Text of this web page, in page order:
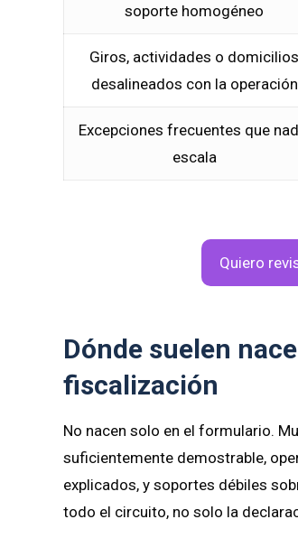
soporte homogéneo
Giros, actividades o domicilios
desalineados con la operación
Excepciones frecuentes que
escala
Quiero
Dónde suelen
fiscalización
No nacen solo en el formulario.
suficientemente demostrable,
explicados, y soportes débiles
todo el circuito, no solo la